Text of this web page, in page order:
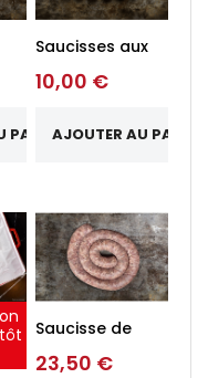
PANIER
Saucisses aux
herbes x6
10,00 €
AJOUTER AU PANIER
Saucisse de
23,50 €